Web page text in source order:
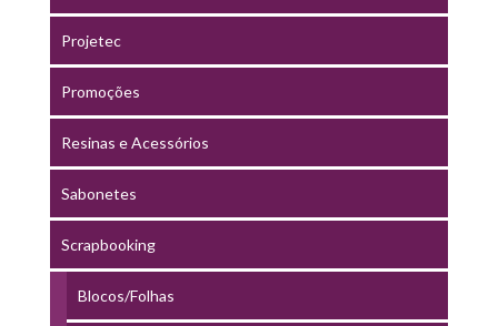
Projetec
Promoções
Resinas e Acessórios
Sabonetes
Scrapbooking
Blocos/Folhas